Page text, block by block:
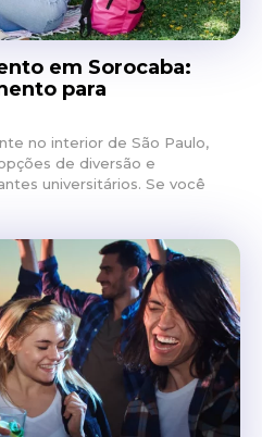
em Sorocaba:
para
no interior de São Paulo,
de diversão e
universitários. Se você